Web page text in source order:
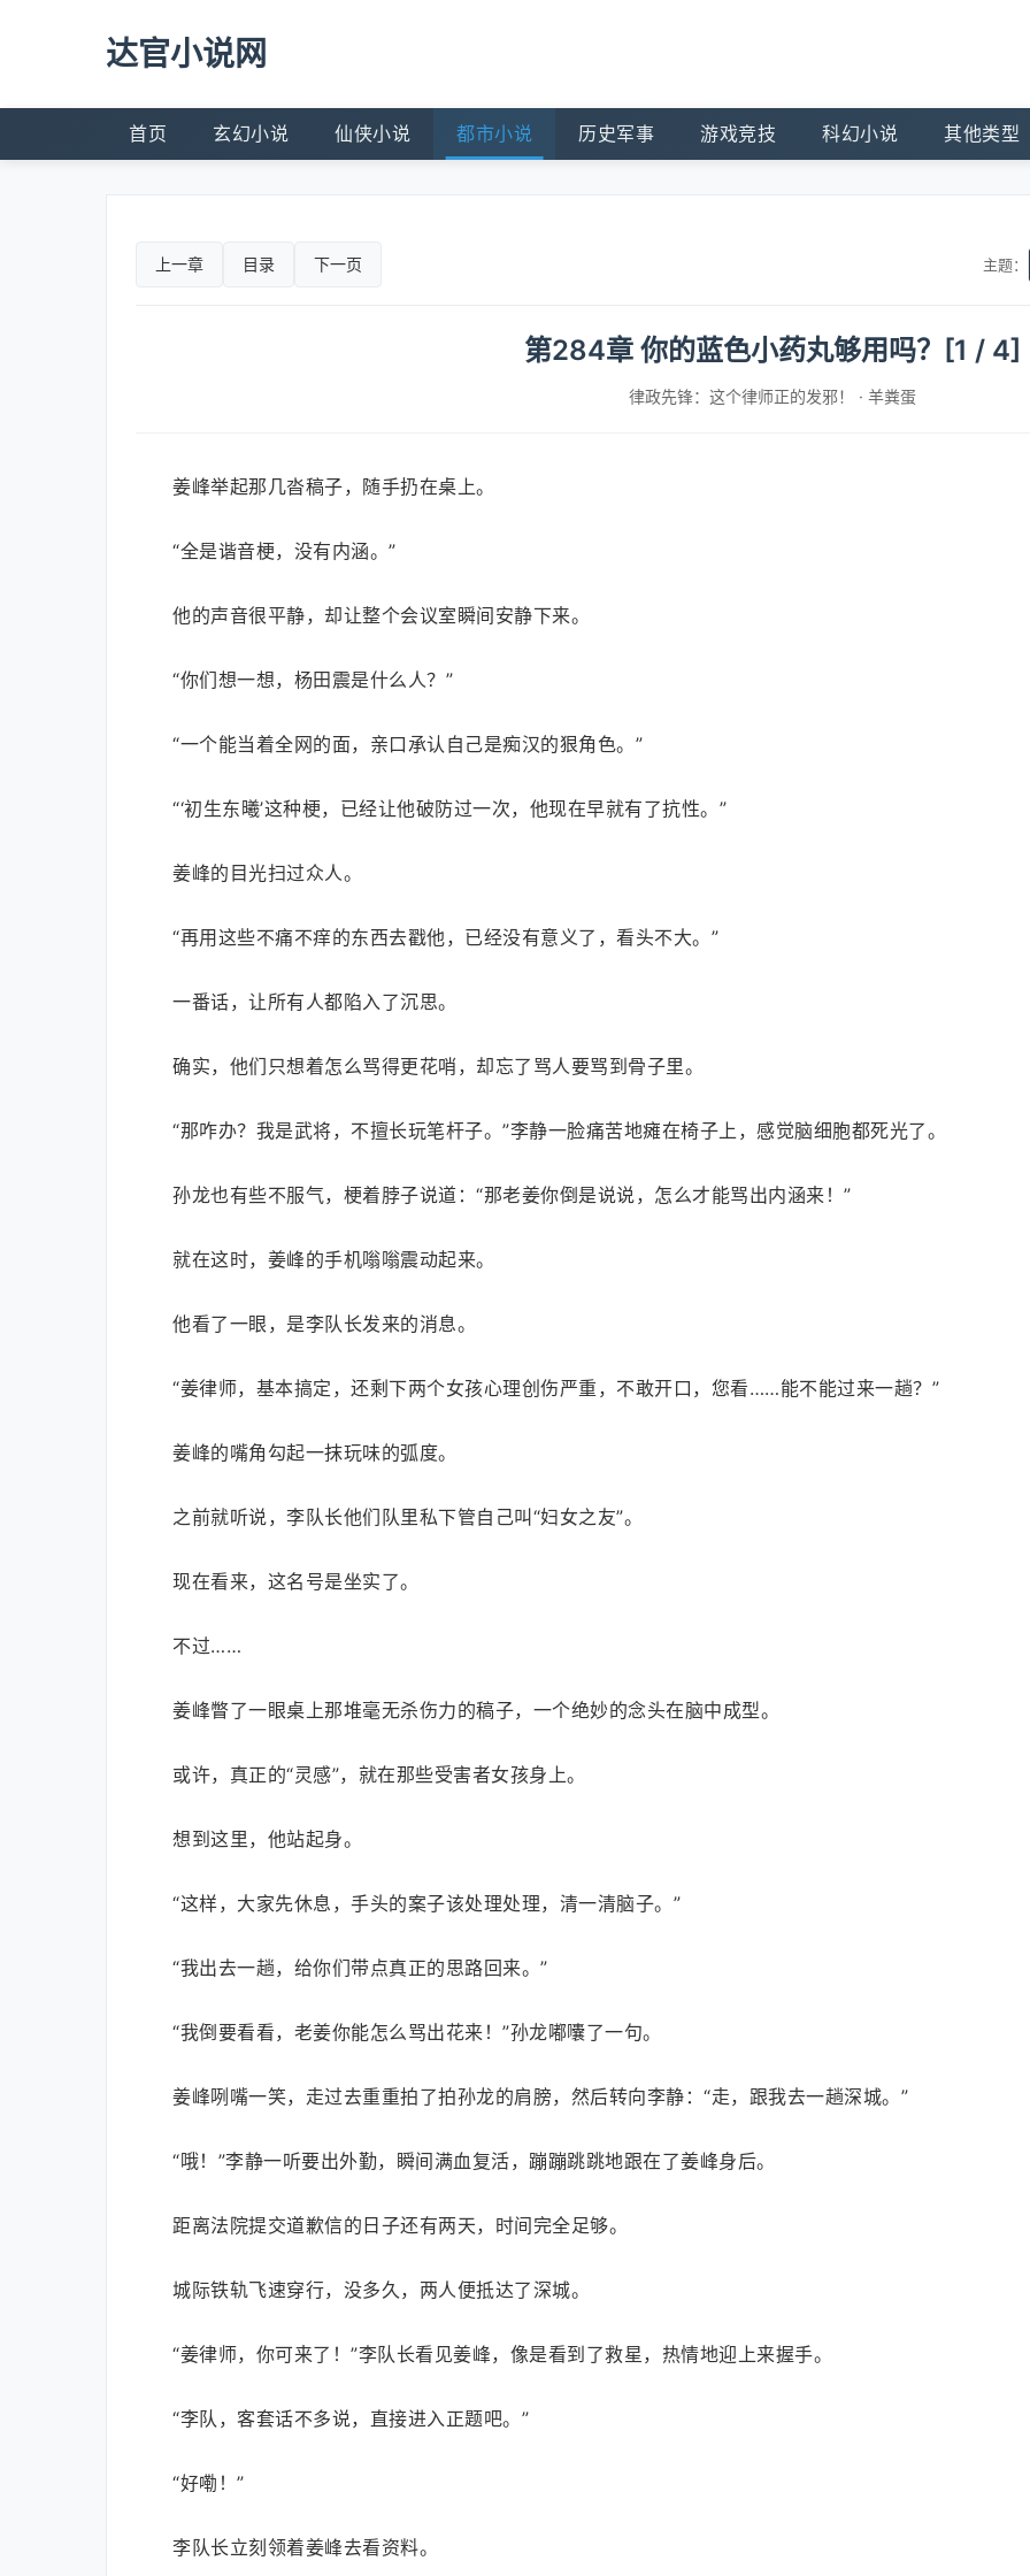
达官小说网
首页 玄幻小说 仙侠小说 都市小说 历史军事 游戏竞技 科幻小说 其他类型
上一章 目录 下一页 主题：
第284章 你的蓝色小药丸够用吗？[1 / 4]
律政先锋：这个律师正的发邪！ · 羊粪蛋
姜峰举起那几沓稿子，随手扔在桌上。
“全是谐音梗，没有内涵。”
他的声音很平静，却让整个会议室瞬间安静下来。
“你们想一想，杨田震是什么人？”
“一个能当着全网的面，亲口承认自己是痴汉的狠角色。”
“‘初生东曦’这种梗，已经让他破防过一次，他现在早就有了抗性。”
姜峰的目光扫过众人。
“再用这些不痛不痒的东西去戳他，已经没有意义了，看头不大。”
一番话，让所有人都陷入了沉思。
确实，他们只想着怎么骂得更花哨，却忘了骂人要骂到骨子里。
“那咋办？我是武将，不擅长玩笔杆子。”李静一脸痛苦地瘫在椅子上，感觉脑细胞都死光了。
孙龙也有些不服气，梗着脖子说道：“那老姜你倒是说说，怎么才能骂出内涵来！”
就在这时，姜峰的手机嗡嗡震动起来。
他看了一眼，是李队长发来的消息。
“姜律师，基本搞定，还剩下两个女孩心理创伤严重，不敢开口，您看……能不能过来一趟？”
姜峰的嘴角勾起一抹玩味的弧度。
之前就听说，李队长他们队里私下管自己叫“妇女之友”。
现在看来，这名号是坐实了。
不过……
姜峰瞥了一眼桌上那堆毫无杀伤力的稿子，一个绝妙的念头在脑中成型。
或许，真正的“灵感”，就在那些受害者女孩身上。
想到这里，他站起身。
“这样，大家先休息，手头的案子该处理处理，清一清脑子。”
“我出去一趟，给你们带点真正的思路回来。”
“我倒要看看，老姜你能怎么骂出花来！”孙龙嘟囔了一句。
姜峰咧嘴一笑，走过去重重拍了拍孙龙的肩膀，然后转向李静：“走，跟我去一趟深城。”
“哦！”李静一听要出外勤，瞬间满血复活，蹦蹦跳跳地跟在了姜峰身后。
距离法院提交道歉信的日子还有两天，时间完全足够。
城际铁轨飞速穿行，没多久，两人便抵达了深城。
“姜律师，你可来了！”李队长看见姜峰，像是看到了救星，热情地迎上来握手。
“李队，客套话不多说，直接进入正题吧。”
“好嘞！”
李队长立刻领着姜峰去看资料。